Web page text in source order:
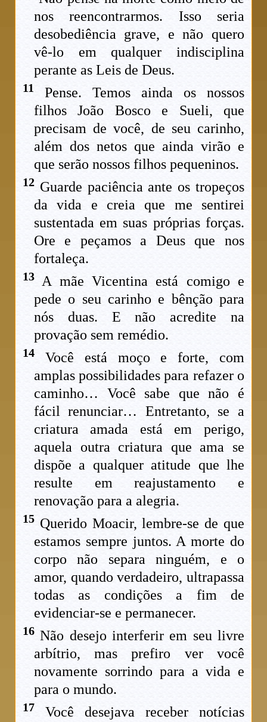
nos reencontrarmos. Isso seria
desobediência grave, e não quero
vê-lo em qualquer indisciplina
perante as Leis de Deus.
11
Pense. Temos ainda os nossos
filhos João Bosco e Sueli, que
precisam de você, de seu carinho,
além dos netos que ainda virão e
que serão nossos filhos pequeninos.
12 Guarde paciência ante os tropeços
da vida e creia que me sentirei
sustentada em suas próprias forças.
Ore e peçamos a Deus que nos
fortaleça.
13 A mãe Vicentina está comigo e
pede o seu carinho e bênção para
nós duas. E não acredite na
provação sem remédio.
14 Você está moço e forte, com
amplas possibilidades para refazer o
caminho… Você sabe que não é
fácil renunciar… Entretanto, se a
criatura amada está em perigo,
aquela outra criatura que ama se
dispõe a qualquer atitude que lhe
resulte em reajustamento e
renovação para a alegria.
15 Querido Moacir, lembre-se de que
estamos sempre juntos. A morte do
corpo não separa ninguém, e o
amor, quando verdadeiro, ultrapassa
todas as condições a fim de
evidenciar-se e permanecer.
16 Não desejo interferir em seu livre
arbítrio, mas prefiro ver você
novamente sorrindo para a vida e
para o mundo.
17 Você desejava receber notícias